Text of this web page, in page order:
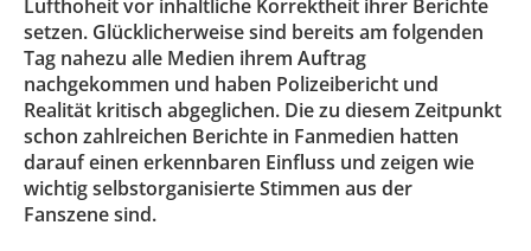
Lufthoheit vor inhaltliche Korrektheit ihrer Berichte
setzen. Glücklicherweise sind bereits am folgenden
Tag nahezu alle Medien ihrem Auftrag
nachgekommen und haben Polizeibericht und
Realität kritisch abgeglichen. Die zu diesem Zeitpunkt
schon zahlreichen Berichte in Fanmedien hatten
darauf einen erkennbaren Einfluss und zeigen wie
wichtig selbstorganisierte Stimmen aus der
Fanszene sind.